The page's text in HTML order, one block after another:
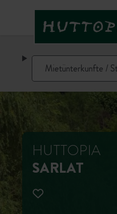
HUTTOPIA
SARLAT